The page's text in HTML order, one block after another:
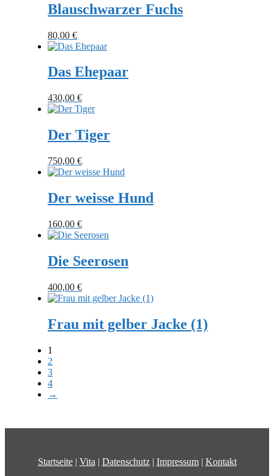
Blauschwarzer Fuchs
80,00 €
Das Ehepaar
430,00 €
Der Tiger
750,00 €
Der weisse Hund
160,00 €
Die Seerosen
400,00 €
Frau mit gelber Jacke (1)
1
2
3
4
→
Startseite| Vita | Datenschutz| Impressum| Kontakt